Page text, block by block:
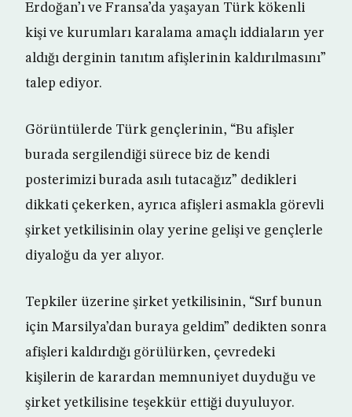
Erdoğan’ı ve Fransa’da yaşayan Türk kökenli
kişi ve kurumları karalama amaçlı iddiaların yer
aldığı derginin tanıtım afişlerinin kaldırılmasını”
talep ediyor.
Görüntülerde Türk gençlerinin, “Bu afişler
burada sergilendiği sürece biz de kendi
posterimizi burada asılı tutacağız” dedikleri
dikkati çekerken, ayrıca afişleri asmakla görevli
şirket yetkilisinin olay yerine gelişi ve gençlerle
diyaloğu da yer alıyor.
Tepkiler üzerine şirket yetkilisinin, “Sırf bunun
için Marsilya’dan buraya geldim” dedikten sonra
afişleri kaldırdığı görülürken, çevredeki
kişilerin de karardan memnuniyet duyduğu ve
şirket yetkilisine teşekkür ettiği duyuluyor.